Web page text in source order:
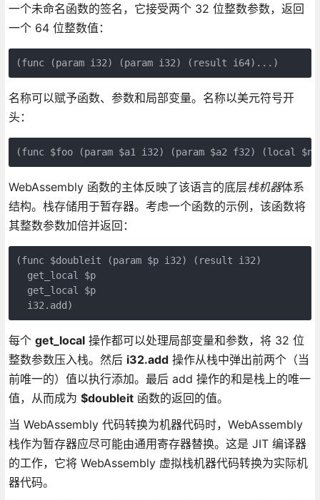
一个未命名函数的签名，它接受两个 32 位整数参数，返回
一个 64 位整数值：
(func (param i32) (param i32) (result i64)...)
名称可以赋予函数、参数和局部变量。名称以美元符号开
头：
(func $foo (param $a1 i32) (param $a2 f32) (local
WebAssembly 函数的主体反映了该语言的底层栈机器体系
结构。栈存储用于暂存器。考虑一个函数的示例，该函数将
其整数参数加倍并返回：
(func $doubleit (param $p i32) (result i32)
  get_local $p
  get_local $p
  i32.add)
每个 get_local操作都可以处理局部变量和参数，将 32 位
整数参数压入栈。然后 i32.add操作从栈中弹出前两个（当
前唯一的）值以执行添加。最后 add 操作的和是栈上的唯一
值，从而成为 $doubleit函数的返回的值。
当 WebAssembly 代码转换为机器代码时，WebAssembly
栈作为暂存器应尽可能由通用寄存器替换。这是 JIT 编译器
的工作，它将 WebAssembly 虚拟栈机器代码转换为实际机
器代码。